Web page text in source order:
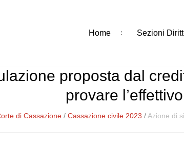
Home Sezioni
proposta dal
provare
di Cassazione /Cassazione civile 2023 /Azione di